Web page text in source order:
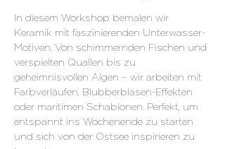
In diesem Workshop bemalen wir
Keramik mit faszinierenden Unterwasser-
Motiven. Von schimmernden Fischen und
verspielten Quallen bis zu
geheimnisvollen Algen – wir arbeiten mit
Farbverläufen, Blubberblasen-Effekten
oder maritimen Schablonen. Perfekt, um
entspannt ins Wochenende zu starten
und sich von der Ostsee inspirieren zu